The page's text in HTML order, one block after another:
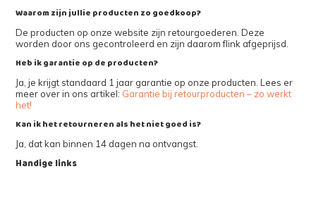
Waarom zijn jullie producten zo goedkoop?
De producten op onze website zijn retourgoederen. Deze
worden door ons gecontroleerd en zijn daarom flink afgeprijsd.
Heb ik garantie op de producten?
Ja, je krijgt standaard 1 jaar garantie op onze producten. Lees er
meer over in ons artikel: Garantie bij retourproducten – zo werkt
het!
Kan ik het retourneren als het niet goed is?
Ja, dat kan binnen 14 dagen na ontvangst.
Handige links